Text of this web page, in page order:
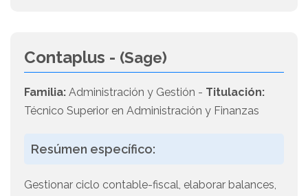
Contaplus - (Sage)
Familia: Administración y Gestión - Titulación:
Técnico Superior en Administración y Finanzas
Resúmen específico:
Gestionar ciclo contable-fiscal, elaborar balances,